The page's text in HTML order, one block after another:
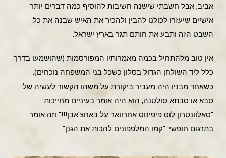
אביב, אבל חשבתי שישנה חשיבות להוסיף כמה דברים יותר
אישיים שיעזרו לכולנו להבין ולהכיר את האיש שבנה את כל
השבט הזה ותבע את חותם תגר בארץ ישראל.
אין טוב מלהתחיל בכמה מאמרותיו המפורסמות (שהושמעו בדרך
כלל ליד השולחן הגדול בסלון כשכל בני המשפחה נוכחים):
כשאחד מבניו היה מעביר ביקורת על משהו הקשור לעשיה של
סבא או סבתא סולטנה, הוא היה אומר בעיניים מחייכות:
"סאלוונטרון לוס פיפינוס אחרוואר על באחצ'אבן!!!" וזה אומר
בתרגום חופשי: "קמו המלפפונים להכות את הגנן".